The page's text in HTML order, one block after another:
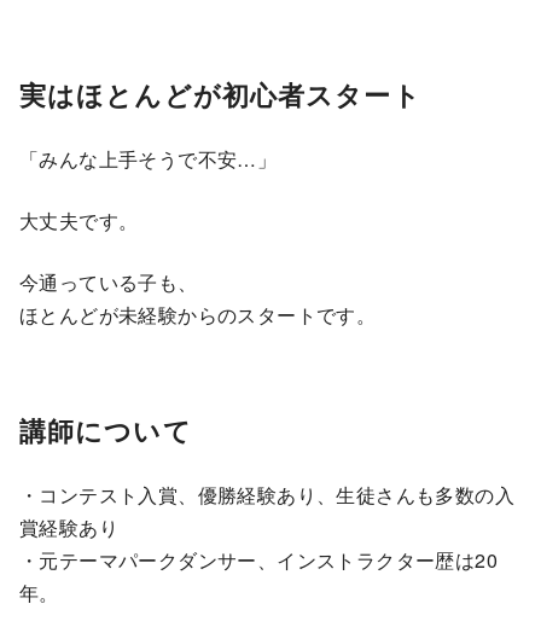
実はほとんどが初心者スタート
「みんな上手そうで不安…」
大丈夫です。
今通っている子も、
ほとんどが未経験からのスタートです。
講師について
・コンテスト入賞、優勝経験あり、生徒さんも多数の入
賞経験あり
・元テーマパークダンサー、インストラクター歴は20
年。